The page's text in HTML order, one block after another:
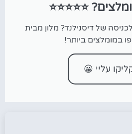
⭐⭐⭐⭐⭐
של דיסנילנד? מלון מבית
במומלצים ביותר!
עליי 😀